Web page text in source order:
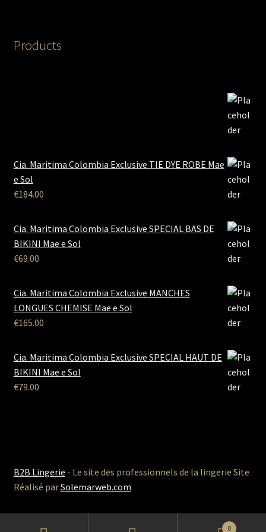
Products
Cia. Maritima Colombia Exclusive TIE DYE ROBE Mae
e Sol
€184.00
Cia. Maritima Colombia Exclusive SPECIAL BAS DE
BIKINI Mae e Sol
€69.00
Cia. Maritima Colombia Exclusive MANCHES
LONGUES CHEMISE Mae e Sol
€165.00
Cia. Maritima Colombia Exclusive SPECIAL HAUT DE
BIKINI Mae e Sol
€79.00
B2B Lingerie - Le site des professionnels de la lingerie Site
Réalisé parSolemarweb.com
0